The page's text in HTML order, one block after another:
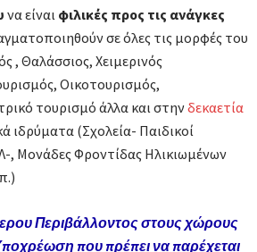
να είναι φιλικές προς τις ανάγκες
σε όλες τις μορφές του
, Θαλάσσιος, Χειμερινός
Οικοτουρισμός,
τουρισμό άλλα και στηνδεκαετία
ιδρύματα (Σχολεία- Παιδικοί
, Μονάδες Φροντίδας Ηλικιωμένων
Περιβάλλοντος στους χώρους
που πρέπει να παρέχεται